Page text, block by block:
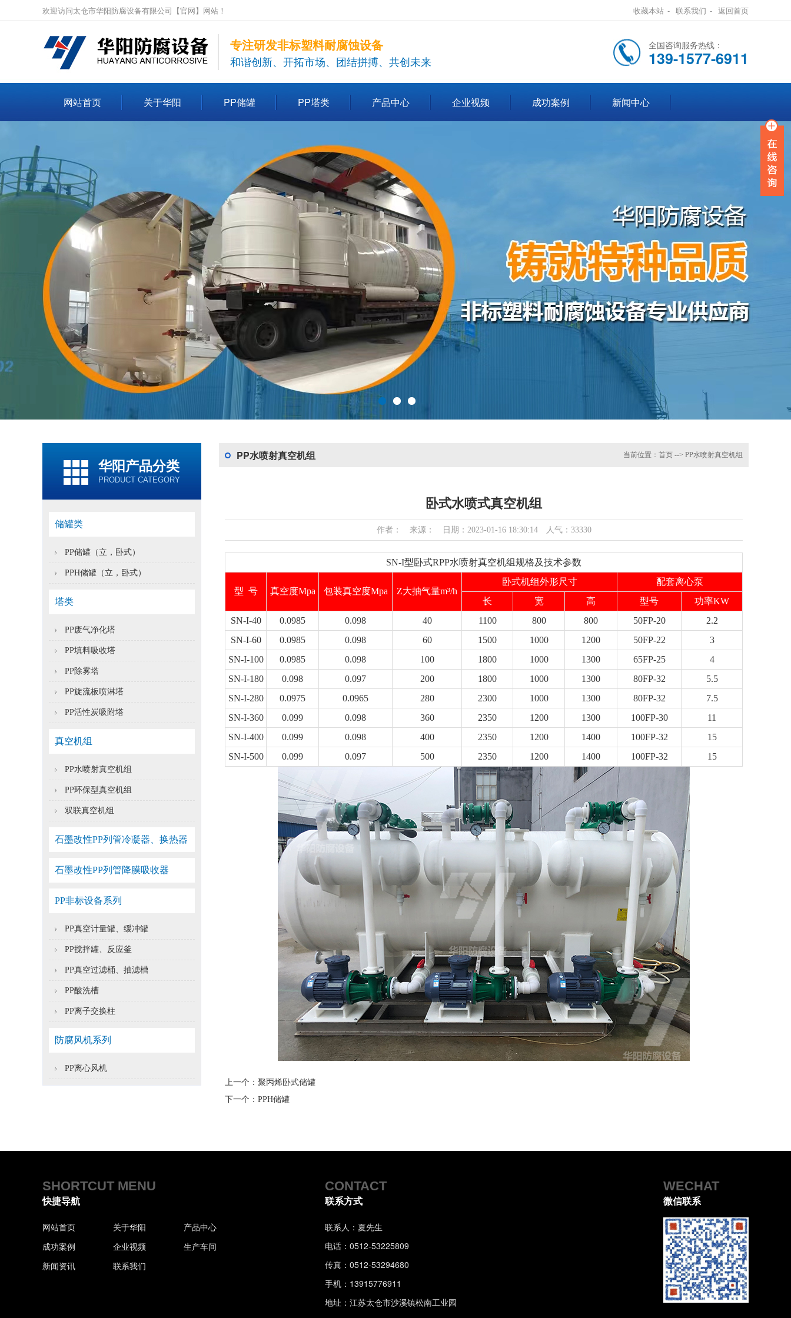
欢迎访问太仓市华阳防腐设备有限公司【官网】网站！ 收藏本站 - 联系我们 - 返回首页
专注研发非标塑料耐腐蚀设备
和谐创新、开拓市场、团结拼搏、共创未来
全国咨询服务热线：
139-1577-6911
网站首页 关于华阳 PP储罐 PP塔类 产品中心 企业视频 成功案例 新闻中心
华阳产品分类
PRODUCT CATEGORY
储罐类
PP储罐（立，卧式）
PPH储罐（立，卧式）
塔类
PP废气净化塔
PP填料吸收塔
PP除雾塔
PP旋流板喷淋塔
PP活性炭吸附塔
真空机组
PP水喷射真空机组
PP环保型真空机组
双联真空机组
石墨改性PP列管冷凝器、换热器
石墨改性PP列管降膜吸收器
PP非标设备系列
PP真空计量罐、缓冲罐
PP搅拌罐、反应釜
PP真空过滤桶、抽滤槽
PP酸洗槽
PP离子交换柱
防腐风机系列
PP离心风机
PP水喷射真空机组 当前位置： 首页 --> PP水喷射真空机组
卧式水喷式真空机组
作者： 来源： 日期：2023-01-16 18:30:14 人气：33330
SN-I型卧式RPP水喷射真空机组规格及技术参数
型 号 真空度Mpa 包装真空度Mpa Z大抽气量m³/h
卧式机组外形尺寸
配套离心泵
长
宽 高 型号 功率KW
SN-I-40
0.0985 0.098 40 1100 800 800 50FP-20
2.2
SN-I-60
0.0985 0.098 60 1500 1000 1200 50FP-22
3
SN-I-100
0.0985 0.098 100 1800 1000 1300 65FP-25
4
SN-I-180
0.098 0.097 200 1800 1000 1300 80FP-32
5.5
SN-I-280
0.0975 0.0965 280 2300 1000 1300 80FP-32
7.5
SN-I-360
0.099 0.098 360 2350 1200 1300 100FP-30
11
SN-I-400
0.099 0.098 400 2350 1200 1400 100FP-32
15
SN-I-500
0.099 0.097 500 2350 1200 1400 100FP-32 15
上一个： 聚丙烯卧式储罐
下一个： PPH储罐
SHORTCUT MENU
快捷导航
网站首页 关于华阳
产品中心
成功案例
企业视频
生产车间
新闻资讯
联系我们
CONTACT
联系方式
联系人：夏先生
电话：0512-53225809
传真：0512-53294680
手机：13915776911
地址：江苏太仓市沙溪镇松南工业园
WECHAT
微信联系